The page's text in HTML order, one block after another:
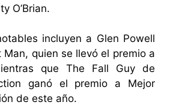
O’Brian.
incluyen a Glen Powell
quien se llevó el premio a
que The Fall Guy de
ganó el premio a Mejor
de este año.